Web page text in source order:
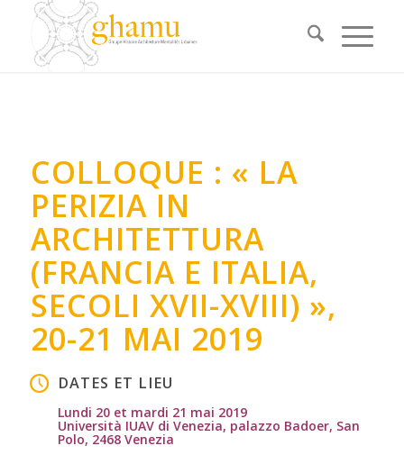
COLLOQUE : « LA
PERIZIA IN
ARCHITETTURA
(FRANCIA E ITALIA,
SECOLI XVII-XVIII) »,
20-21 MAI 2019
DATES ET LIEU
Lundi 20 et mardi 21 mai 2019
Università IUAV di Venezia, palazzo Badoer, San
Polo, 2468 Venezia